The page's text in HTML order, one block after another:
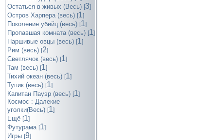
Остаться в живых (Весь) [3]
Остров Харпера (весь) [1]
Поколение убийц (весь) [1]
Пропавшая комната (весь) [1]
Паршивые овцы (весь) [1]
Рим (весь) [2]
Светлячок (весь) [1]
Там (весь) [1]
Тихий океан (весь) [1]
Тупик (весь) [1]
Капитан Пауэр (весь) [1]
Космос : Далекие
уголки(Весь) [1]
Ещё [1]
Футурама [1]
Игры [9]